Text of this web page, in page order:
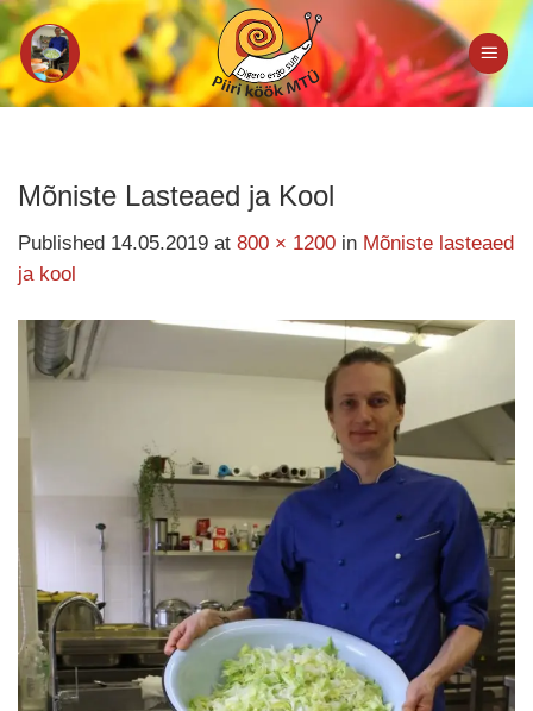
Skip
to
content
Mõniste Lasteaed ja Kool
Published 14.05.2019 at 800 × 1200 in Mõniste lasteaed
ja kool